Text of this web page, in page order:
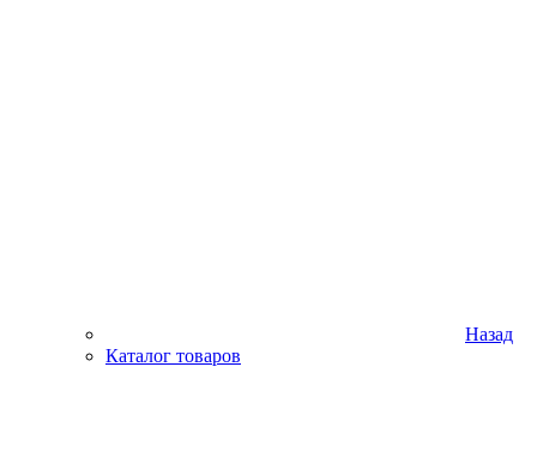
Назад
Каталог товаров